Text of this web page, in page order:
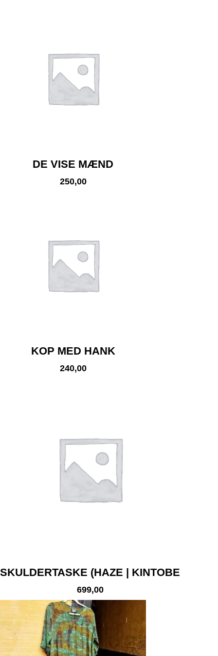
DE VISE MÆND
250,00
KOP MED HANK
240,00
SKULDERTASKE (HAZE | KINTOBE
699,00